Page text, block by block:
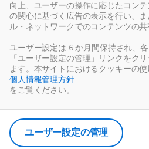
ユーザーの選択を
ユーザーの選択は、ダッソー・システム
【第2回】ダッソー・シス
PLMを卓越した
向上、ユーザーの操作に応じたコン
の関心に基づく広告の表示を行い、
ル・ネットワークでのコンテンツの共
ユーザー設定は 6 か月間保持され、
「ユーザー設定の管理」リンクをク
ます。本サイトにおけるクッキーの
個人情報管理方針
をご覧ください。
ユーザー設定の管理